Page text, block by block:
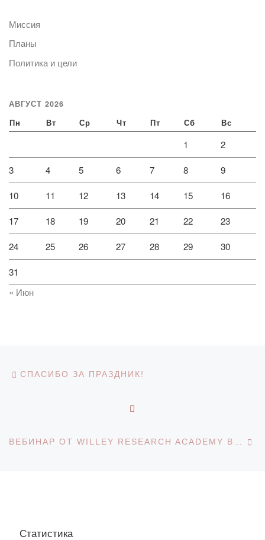
Миссия
Планы
Политика и цели
АВГУСТ 2026
Пн Вт Ср Чт Пт Сб Вс
1 2
3 4 5 6 7 8 9
10 11 12 13 14 15 16
17 18 19 20 21 22 23
24 25 26 27 28 29 30
31
« Июн
Навигация по записям
СПАСИБО ЗА ПРАЗДНИК!
Статистика